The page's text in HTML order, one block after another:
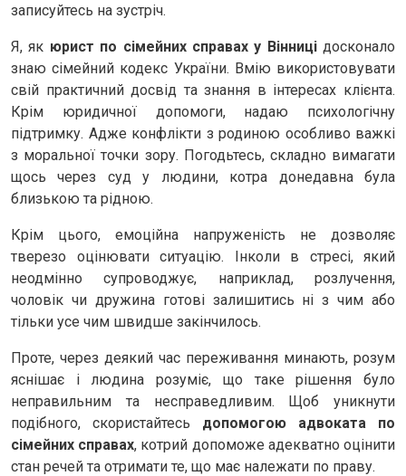
записуйтесь на зустріч.
Я, як юрист по сімейних справах у Вінницідосконало
знаю сімейний кодекс України. Вмію використовувати
свій практичний досвід та знання в інтересах клієнта.
Крім юридичної допомоги, надаю психологічну
підтримку. Адже конфлікти з родиною особливо важкі
з моральної точки зору. Погодьтесь, складно вимагати
щось через суд у людини, котра донедавна була
близькою та рідною.
Крім цього, емоційна напруженість не дозволяє
тверезо оцінювати ситуацію. Інколи в стресі, який
неодмінно супроводжує, наприклад, розлучення,
чоловік чи дружина готові залишитись ні з чим або
тільки усе чим швидше закінчилось.
Проте, через деякий час переживання минають, розум
яснішає і людина розуміє, що таке рішення було
неправильним та несправедливим. Щоб уникнути
подібного, скористайтесь допомогою адвоката по
сімейних справах, котрий допоможе адекватно оцінити
стан речей та отримати те, що має належати по праву.